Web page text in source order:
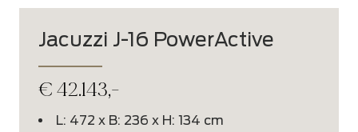
Jacuzzi J-16 PowerActive
€ 42.143,-
L: 472 x B: 236 x H: 134 cm